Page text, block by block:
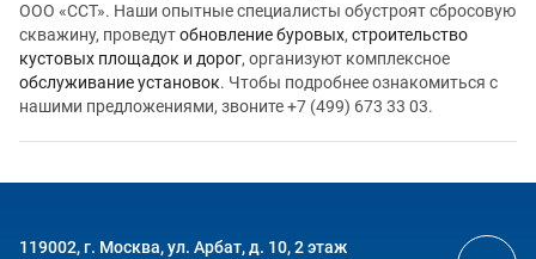
ООО «ССТ». Наши опытные специалисты обустроят сбросовую
скважину, проведутобновление буровых, строительство
кустовых площадок и дорог, организуют комплексное
обслуживание установок. Чтобы подробнее ознакомиться с
нашими предложениями, звоните +7 (499) 673 33 03.
119002, г. Москва, ул. Арбат, д. 10, 2 этаж